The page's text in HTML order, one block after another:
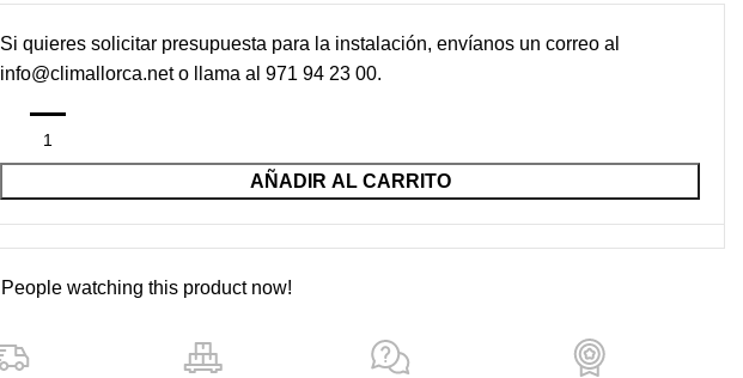
Si quieres solicitar presupuesta para la instalación, envíanos un correo al
info@climallorca.neto llama al 971 94 23 00.
AÑADIR AL CARRITO
People watching this product now!